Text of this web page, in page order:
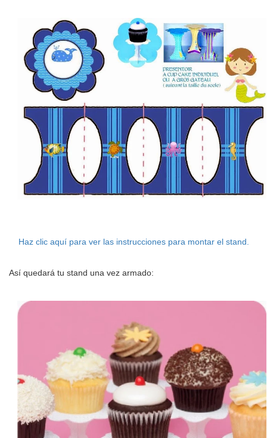
Haz clic aquí para ver las instrucciones para montar el stand.
Así quedará tu stand una vez armado: